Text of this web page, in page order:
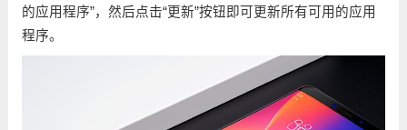
的应用程序”，然后点击“更新”按钮即可更新所有可用的应用
程序。